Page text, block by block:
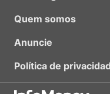
Quem somos
Anuncie
Política de